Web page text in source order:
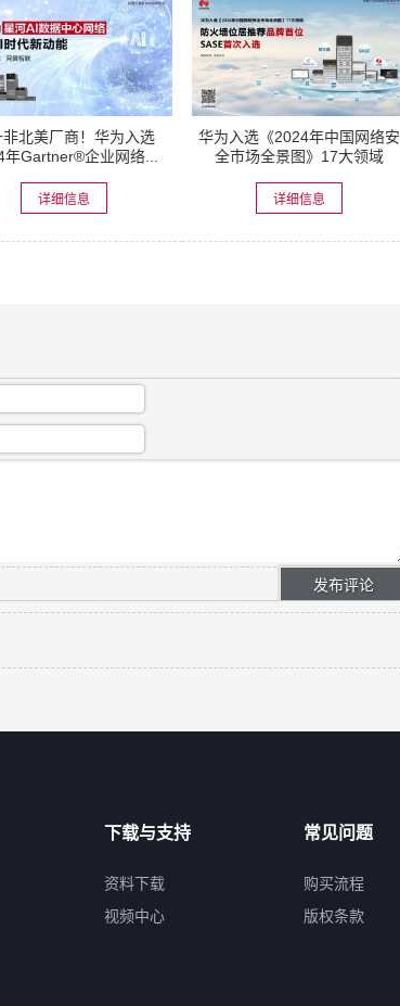
非北美厂商！华为入选
年Gartner®企业网络...
详细信息
华为入选《2024年中国网络安
全市场全景图》17大领域
详细信息
下载与支持
资料下载
视频中心
常见问题
购买流程
版权条款